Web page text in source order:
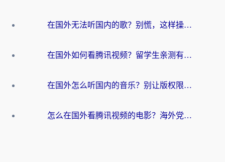
在国外无法听国内的歌？别慌，这样操作就能畅听QQ音乐（附亲测加速器推荐）
在国外如何看腾讯视频？留学生亲测有效的回国加速方案
在国外怎么听国内的音乐？别让版权限制断了你的华语歌单
怎么在国外看腾讯视频的电影？海外党亲测有效的回国加速指南